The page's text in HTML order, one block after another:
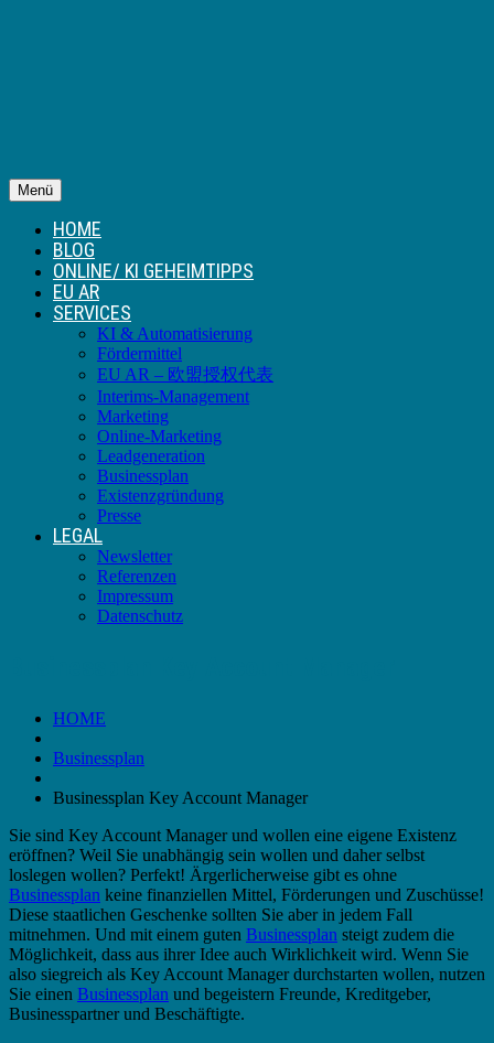
Menü
HOME
BLOG
ONLINE/ KI GEHEIMTIPPS
EU AR
SERVICES
KI & Automatisierung
Fördermittel
EU AR – 欧盟授权代表
Interims-Management
Marketing
Online-Marketing
Leadgeneration
Businessplan
Existenzgründung
Presse
LEGAL
Newsletter
Referenzen
Impressum
Datenschutz
HOME
Businessplan
Businessplan Key Account Manager
Sie sind Key Account Manager und wollen eine eigene Existenz
eröffnen? Weil Sie unabhängig sein wollen und daher selbst
loslegen wollen? Perfekt! Ärgerlicherweise gibt es ohne
Businessplan keine finanziellen Mittel, Förderungen und Zuschüsse!
Diese staatlichen Geschenke sollten Sie aber in jedem Fall
mitnehmen. Und mit einem guten Businessplan steigt zudem die
Möglichkeit, dass aus ihrer Idee auch Wirklichkeit wird. Wenn Sie
also siegreich als Key Account Manager durchstarten wollen, nutzen
Sie einen Businessplan und begeistern Freunde, Kreditgeber,
Businesspartner und Beschäftigte.